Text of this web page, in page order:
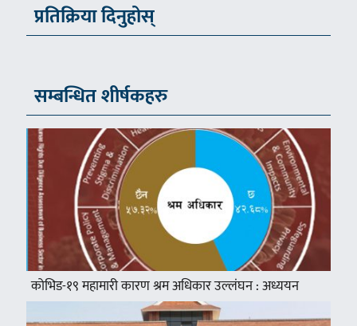
प्रतिक्रिया दिनुहोस्
सम्बन्धित शीर्षकहरु
कोभिड-१९ महामारी कारण श्रम अधिकार उल्लंघन : अध्ययन